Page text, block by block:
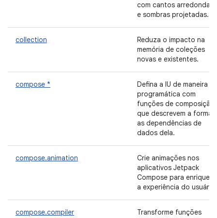
com cantos
e sombras projetadas.
collection
Reduza o impacto na
memória de coleções
novas e existentes.
compose *
Defina a IU de maneira
programática com
funções de composição
que descrevem a forma
as dependências de
dados dela.
compose.animation
Crie animações nos
aplicativos Jetpack
Compose para
a experiência do usuário.
compose.compiler
Transforme funções